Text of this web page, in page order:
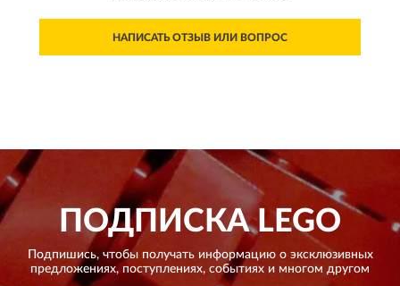
НАПИСАТЬ ОТЗЫВ ИЛИ ВОПРОС
ПОДПИСКАLEGO
Подпишись, чтобы получать информацию о эксклюзивных
предложениях, поступлениях, событиях и многом другом